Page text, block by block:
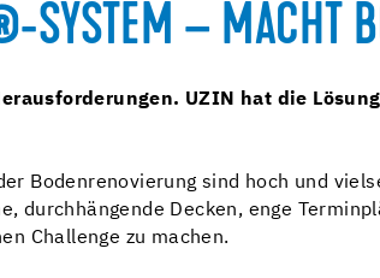
SYSTEM – MACHT
UZIN hat die
Bodenrenovierung sind hoch und
durchhängende Decken, enge
Challenge zu machen.